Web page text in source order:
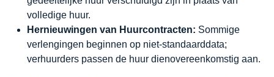
volledige huur.
Hernieuwingen van Huurcontracten: Sommige
verlengingen beginnen op niet-standaarddata;
verhuurders passen de huur dienovereenkomstig aan.